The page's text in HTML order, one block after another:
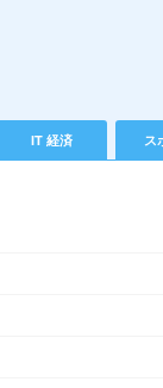
IT 経済 ス